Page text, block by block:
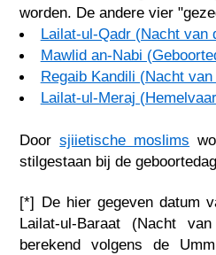
worden. De andere vier
Lailat-ul-Qadr (Nacht van
Mawlid an-Nabi
Regaib Kandili (Nacht
Lailat-ul-Meraj
Doorsjiietische moslims
stilgestaan bij de
[*] De hier gegeven datum
Lailat-ul-Baraat (Nacht
berekend volgens de